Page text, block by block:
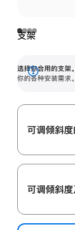
支架
选择你合用的支架。
你的各种安装需求。
展
可调倾斜
可调倾斜